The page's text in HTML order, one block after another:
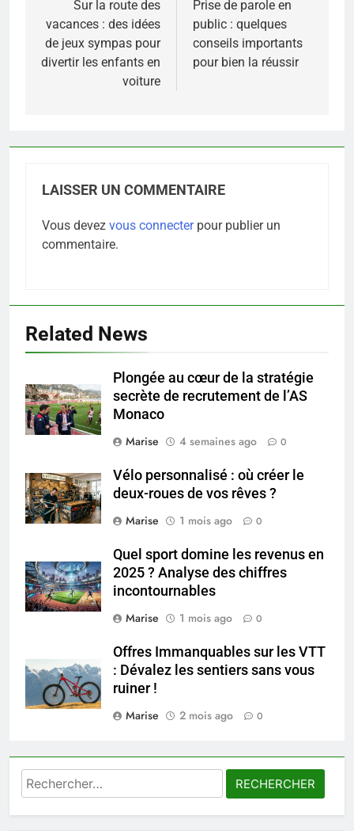
l’article
Sur la route des
vacances : des idées
de jeux sympas pour
divertir les enfants en
voiture
Prise de parole en
public : quelques
conseils importants
pour bien la réussir
LAISSER UN COMMENTAIRE
Vous devez vous connecterpour publier un
commentaire.
Related News
Plongée au cœur de la stratégie
secrète de recrutement de l’AS
Monaco
Marise
4 semaines ago 0
Vélo personnalisé : où créer le
deux-roues de vos rêves ?
Marise
1 mois ago 0
Quel sport domine les revenus en
2025 ? Analyse des chiffres
incontournables
Marise
1 mois ago 0
Offres Immanquables sur les VTT
: Dévalez les sentiers sans vous
ruiner !
Marise
2 mois ago 0
Rechercher :
5
Infection chronique de l’oreille :
tout ce qu’il faut savoir sur les
saignements
SANTÉ
6
peau éclatante grâce à The
Ordinary
SANTÉ
7
Prévenir les chutes chez les
exercices
BIEN ÊTRE
8
Voyance à La Rochelle : où
sérieux à un tarif juste ?
BIEN ÊTRE
1